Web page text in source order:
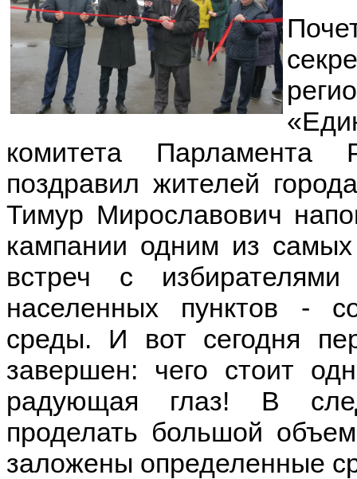
комитета Парламента
поздравил жителей
Тимур Мирославович
кампании одним из
встреч с
населенных пунктов -
среды. И вот сегодня
завершен: чего стоит
радующая глаз! В
проделать большой
заложены определенные